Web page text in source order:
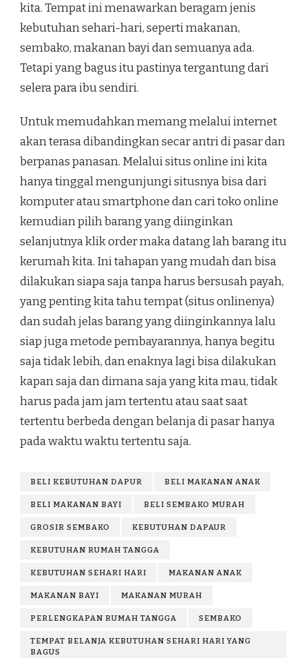
kita. Tempat ini menawarkan beragam jenis
kebutuhan sehari-hari, seperti makanan,
sembako, makanan bayi dan semuanya ada.
Tetapi yang bagus itu pastinya tergantung dari
selera para ibu sendiri.
Untuk memudahkan memang melalui internet
akan terasa dibandingkan secar antri di pasar dan
berpanas panasan. Melalui situs online ini kita
hanya tinggal mengunjungi situsnya bisa dari
komputer atau smartphone dan cari toko online
kemudian pilih barang yang diinginkan
selanjutnya klik order maka datang lah barang itu
kerumah kita. Ini tahapan yang mudah dan bisa
dilakukan siapa saja tanpa harus bersusah payah,
yang penting kita tahu tempat (situs onlinenya)
dan sudah jelas barang yang diinginkannya lalu
siap juga metode pembayarannya, hanya begitu
saja tidak lebih, dan enaknya lagi bisa dilakukan
kapan saja dan dimana saja yang kita mau, tidak
harus pada jam jam tertentu atau saat saat
tertentu berbeda dengan belanja di pasar hanya
pada waktu waktu tertentu saja.
BELI KEBUTUHAN DAPUR BELI MAKANAN ANAK
BELI MAKANAN BAYI BELI SEMBAKO MURAH
GROSIR SEMBAKO KEBUTUHAN DAPAUR
KEBUTUHAN RUMAH TANGGA
KEBUTUHAN SEHARI HARI MAKANAN ANAK
MAKANAN BAYI MAKANAN MURAH
PERLENGKAPAN RUMAH TANGGA SEMBAKO
TEMPAT BELANJA KEBUTUHAN SEHARI HARI YANG
BAGUS